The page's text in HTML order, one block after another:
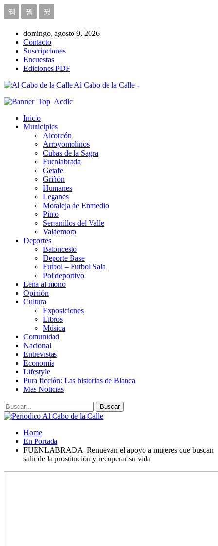
domingo, agosto 9, 2026
Contacto
Suscripciones
Encuestas
Ediciones PDF
Al Cabo de la Calle -
Inicio
Municipios
Alcorcón
Arroyomolinos
Cubas de la Sagra
Fuenlabrada
Getafe
Griñón
Humanes
Leganés
Moraleja de Enmedio
Pinto
Serranillos del Valle
Valdemoro
Deportes
Baloncesto
Deporte Base
Futbol – Futbol Sala
Polideportivo
Leña al mono
Opinión
Cultura
Exposiciones
Libros
Música
Comunidad
Nacional
Entrevistas
Economía
Lifestyle
Pura ficción: Las historias de Blanca
Mas Noticias
Home
En Portada
FUENLABRADA| Renuevan el apoyo a mujeres que buscan
salir de la prostitución y recuperar su vida